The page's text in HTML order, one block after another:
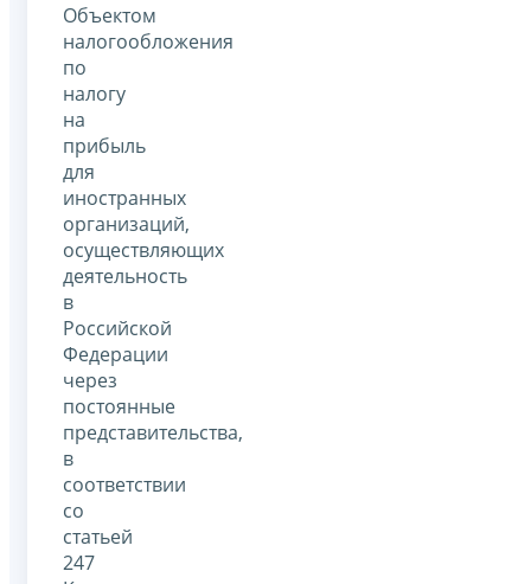
Объектом
налогообложения
по
налогу
на
прибыль
для
иностранных
организаций,
осуществляющих
деятельность
в
Российской
Федерации
через
постоянные
представительства,
в
соответствии
со
статьей
247